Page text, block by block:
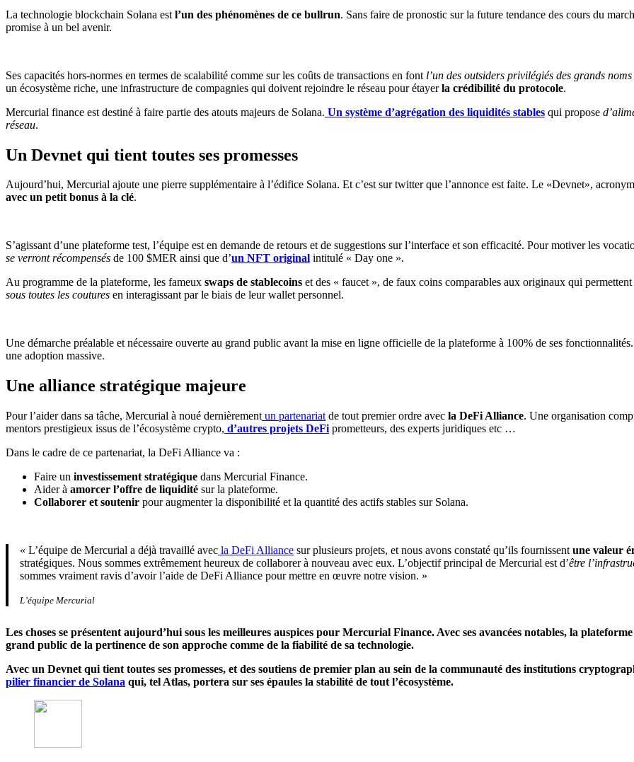
La technologie blockchain Solana est l’un des phénomènes de ce bullrun. Sans faire de pronostic sur la future tendance des cours du
promise à un bel avenir.
Ses capacités hors-normes en termes de scalabilité comme sur les coûts de transactions en font l’un des outsiders privilégiés des grands
un écosystème riche, une infrastructure de compagnies qui doivent rejoindre le réseau pour étayerla crédibilité du protocole.
Mercurial finance est destiné à faire partie des atouts majeurs de Solana. Un système d’agrégation des liquidités stables qui propose
réseau.
Un Devnet qui tient toutes ses promesses
Aujourd’hui, Mercurial ajoute une pierre supplémentaire à l’édifice Solana. Et c’est sur twitter que l’annonce est faite. Le «Devnet»,
avec un petit bonus à la clé.
S’agissant d’une plateforme test, l’équipe est en demande de retours et de suggestions sur l’interface et son efficacité. Pour motiver les
se verront récompensés de 100 $MER ainsi que d’un NFT original intitulé « Day one ».
Au programme de la plateforme, les fameux swaps de stablecoins et des « faucet », de faux coins comparables aux originaux qui permettent
sous toutes les coutures en interagissant par le biais de leur wallet personnel.
Une démarche préalable et nécessaire ouverte au grand public avant la mise en ligne officielle de la plateforme à 100% de ses fonctionnalités.
une adoption massive.
Une alliance stratégique majeure
Pour l’aider dans sa tâche, Mercurial à noué dernièrement un partenariat de tout premier ordre avec la DeFi Alliance. Une organisation
mentors prestigieux issus de l’écosystème crypto, d’autres projets DeFi prometteurs, des experts juridiques etc …
Dans le cadre de ce partenariat, la DeFi Alliance va :
Faire un investissement stratégique dans Mercurial Finance.
Aider à amorcer l’offre de liquidité sur la plateforme.
Collaborer et soutenir pour augmenter la disponibilité et la quantité des actifs stables sur Solana.
« L’équipe de Mercurial a déjà travaillé avec la DeFi Alliance sur plusieurs projets, et nous avons constaté qu’ils fournissent une valeur
stratégiques. Nous sommes extrêmement heureux de collaborer à nouveau avec eux. L’objectif principal de Mercurial est d’être
sommes vraiment ravis d’avoir l’aide de DeFi Alliance pour mettre en œuvre notre vision. »
L’équipe Mercurial
Les choses se présentent aujourd’hui sous les meilleures auspices pour Mercurial Finance. Avec ses avancées notables, la
grand public de la pertinence de son approche comme de la fiabilité de sa technologie.
Avec un Devnet qui tient toutes ses promesses, et des soutiens de premier plan au sein de la communauté des institutions
pilier financier de Solana qui, tel Atlas, portera sur ses épaules la stabilité de tout l’écosystème.